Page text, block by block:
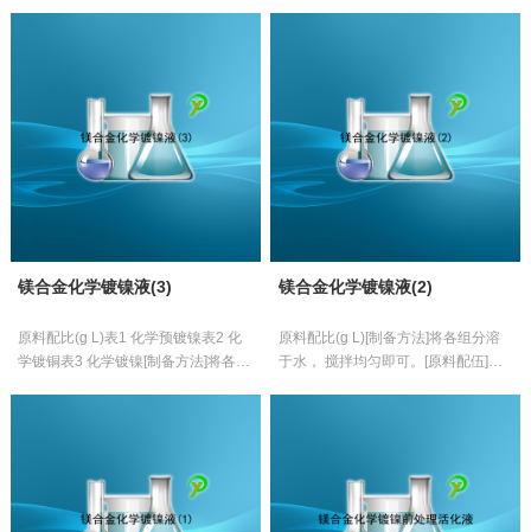
镁合金化学镀镍液(3)
原料配比(g L)表1 化学预镀镍表2 化
学镀铜表3 化学镀镍[制备方法]将各组
镁合金化学镀镍液(2)
原料配比(g L)[制备方法]将各组分溶
于水， 搅拌均匀即可。[原料配伍]本